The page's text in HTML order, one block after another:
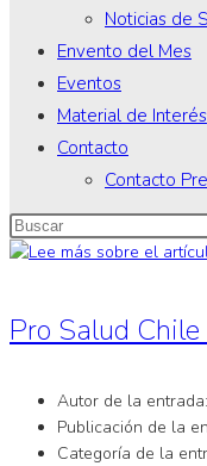
Noticias de
Envento del Mes
Eventos
Material de Interés
Contacto
Contacto
Pro Salud
Autor de la entrada:
Publicación de la
Categoría de la